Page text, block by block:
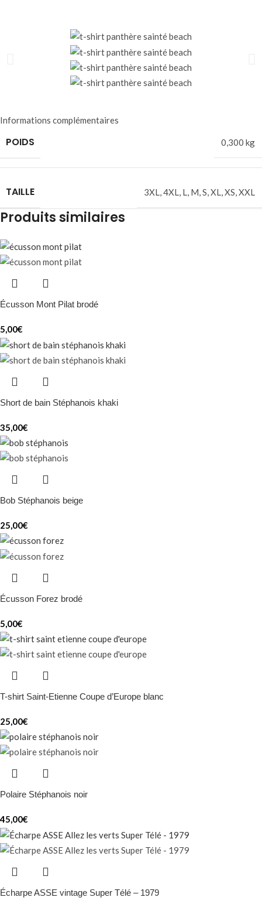
Informations complémentaires
POIDS 0,300 kg
TAILLE 3XL,4XL, L, M,S,XL,XS,XXL
Produits similaires
Écusson Mont Pilat brodé
5,00€
Short de bain Stéphanois khaki
35,00€
Bob Stéphanois beige
25,00€
Écusson Forez brodé
5,00€
T-shirt Saint-Etienne Coupe d’Europe blanc
25,00€
Polaire Stéphanois noir
45,00€
Écharpe ASSE vintage Super Télé – 1979